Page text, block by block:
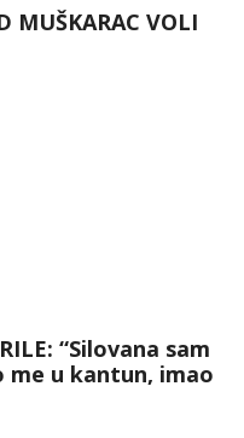
MUŠKARAC VOLI
“Silovana sam
me u kantun, imao